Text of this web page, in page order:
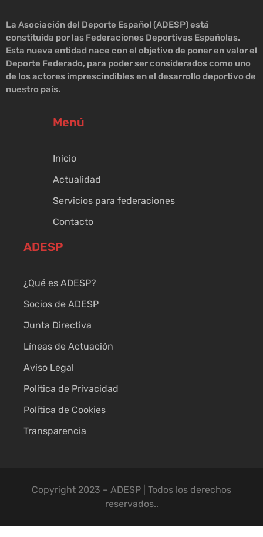
La Asociación del Deporte Español (ADESP) está
constituida por las Federaciones Deportivas Españolas.
Esta nueva entidad nace con el objetivo de poner en valor el
Deporte Federado, para poder ser considerados como uno
de los actores imprescindibles en el desarrollo deportivo de
nuestro país.
Menú
Inicio
Actualidad
Servicios para federaciones
Contacto
ADESP
¿Qué es ADESP?
Socios de ADESP
Junta Directiva
Líneas de Actuación
Aviso Legal
Política de Privacidad
Política de Cookies
Transparencia
Copyright 2023 – ADESP | Todos los derechos
reservados..